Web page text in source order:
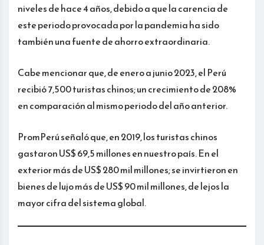
niveles de hace 4 años, debido a que la carencia de
este periodo provocada por la pandemia ha sido
también una fuente de ahorro extraordinaria.
Cabe mencionar que, de enero a junio 2023, el Perú
recibió 7,500 turistas chinos; un crecimiento de 208%
en comparación al mismo periodo del año anterior.
PromPerú señaló que, en 2019, los turistas chinos
gastaron US$ 69,5 millones en nuestro país. En el
exterior más de US$ 280 mil millones; se invirtieron en
bienes de lujo más de US$ 90 mil millones, de lejos la
mayor cifra del sistema global.